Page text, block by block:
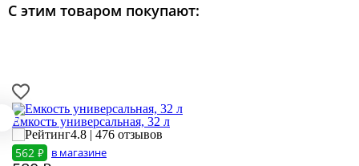
С этим товаром покупают:
Емкость универсальная, 32 л
4.8 | 476 отзывов
562 ₽ в магазине